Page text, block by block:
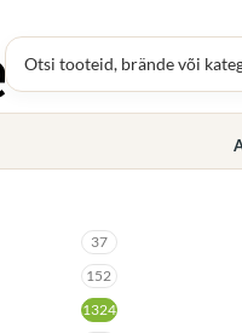
37
152
1324